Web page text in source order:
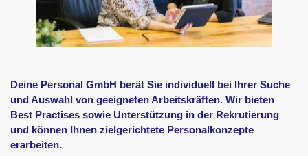
Deine Personal GmbH berät Sie individuell bei Ihrer Suche
und Auswahl von geeigneten Arbeitskräften. Wir bieten
Best Practises sowie Unterstützung in der Rekrutierung
und können Ihnen zielgerichtete Personalkonzepte
erarbeiten.